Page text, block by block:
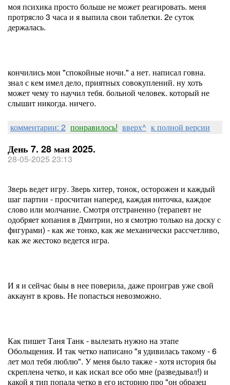
моя психика просто больше не может реагировать. меня
протрясло 3 часа и я выпила свои таблетки. 2е суток
держалась.
кончились мои "спокойные ночи." а нет. написал говна.
знал с кем имел дело, приятных совокуплений. ну хоть
может чему то научил тебя. больной человек. который не
слышит никогда. ничего.
комментарии: 2 понравилось! вверх^ к полной версии
День 7. 28 мая 2025.
28-05-2025 23:13
Зверь ведет игру. Зверь хитер, тонок, осторожен и каждый
шаг партии - просчитан наперед, каждая ниточка, каждое
слово или молчание. Смотря отстраненно (терапевт не
одобряет копания в Дмитрии, но я смотрю только на доску с
фигурами) - как же тонко, как же механически рассчетливо,
как же жестоко ведется игра.
И я и сейчас быы в нее поверила, даже проиграв уже свой
аккаунт в кровь. Не попасться невозможно.
Как пишет Таня Танк - вылезать нужно на этапе
Обольщения. И так четко написано "я удивилась такому - 6
лет мол тебя люблю". У меня было также - хотя история бы
скреплена четко, и как искал все обо мне (разведывал!) и
какой я тип попала четко в его историю про "он образец